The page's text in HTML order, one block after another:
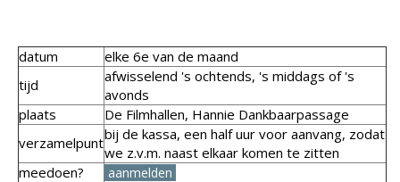
datum
elke 6e van de maand
tijd
afwisselend 's ochtends, 's middags of 's
avonds
plaats
De Filmhallen, Hannie Dankbaarpassage
verzamelpuntbij de kassa, een half uur voor aanvang, zodat
we z.v.m. naast elkaar komen te zitten
meedoen?
aanmelden